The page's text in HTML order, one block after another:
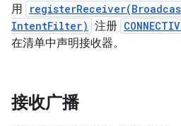
用
IntentFilter) 注册
在清单中声明接收器。
接收广播